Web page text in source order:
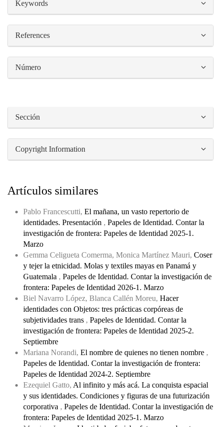
Keywords
References
Número
Sección
Copyright Information
Artículos similares
Pablo Francescutti, El mañana, un vasto repertorio de
identidades. Presentación , Papeles de Identidad. Contar la
investigación de frontera: Papeles de Identidad 2025-1.
Marzo
Gemma Celigueta Comerma, Monica Martínez Mauri, Coser
y tejer la etnicidad. Molas y textiles mayas en Panamá y
Guatemala , Papeles de Identidad. Contar la investigación de
frontera: Papeles de Identidad 2026-1. Marzo
Biel Navarro López, Blanca Callén Moreu, Hacer
identidades con Objetos: tres prácticas corpóreas de
subjetividades trans , Papeles de Identidad. Contar la
investigación de frontera: Papeles de Identidad 2025-2.
Septiembre
Mariana Norandi, El nombre de quienes no tienen nombre ,
Papeles de Identidad. Contar la investigación de frontera:
Papeles de Identidad 2024-2. Septiembre
Ezequiel Gatto, Al infinito y más acá. La conquista espacial
y sus identidades. Condiciones y figuras de una futurización
corporativa , Papeles de Identidad. Contar la investigación de
frontera: Papeles de Identidad 2025-1. Marzo